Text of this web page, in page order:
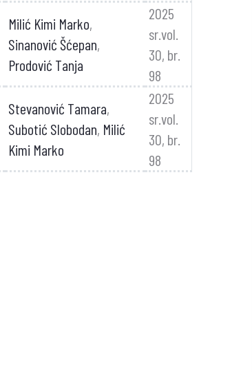
Milić Kimi Marko,
Sinanović Šćepan,
Prodović Tanja
2025
sr.vol.
30, br.
98
Stevanović Tamara,
Subotić Slobodan, Milić
Kimi Marko
2025
sr.vol.
30, br.
98